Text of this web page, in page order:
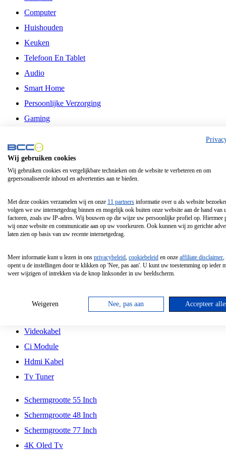
Computer
Huishouden
Keuken
Telefoon En Tablet
Audio
Smart Home
Persoonlijke Verzorging
Gaming
Philips
Schermgrootte 24 Inch
Schermgrootte 85 Inch
Schermgrootte 98 Inch
Tcl
Hd Led Tv
Antennekabel
Videokabel
Ci Module
Hdmi Kabel
Tv Tuner
Schermgrootte 55 Inch
Schermgrootte 48 Inch
Schermgrootte 77 Inch
4K Oled Tv
Wij gebruiken cookies
Wij gebruiken cookies en vergelijkbare technieken om de website te verbeteren en om
gepersonaliseerde inhoud en advertenties aan te bieden.
Met deze cookies verzamelen wij en onze 11 partners informatie over u als website
volgen we uw internetgedrag binnen en mogelijk ook buiten onze website aan de hand van
factoren, zoals uw IP-adres. Wij bouwen op die wijze uw persoonlijke profiel op. Hiermee
wij onze website en communicatie aan op uw voorkeuren. Ook kunnen wij zo gerichte
laten zien op basis van uw recente internetgedrag.
Meer informatie kunt u lezen in ons privacybeleid, cookiebeleid en onze affiliate disclaimer,
opent u de instellingen door te klikken op 'Nee, pas aan'. U kunt uw toestemming op ieder
weer wijzigen of intrekken via de knop linksonder in uw beeldscherm.
Weigeren Nee, pas aan Accepteer